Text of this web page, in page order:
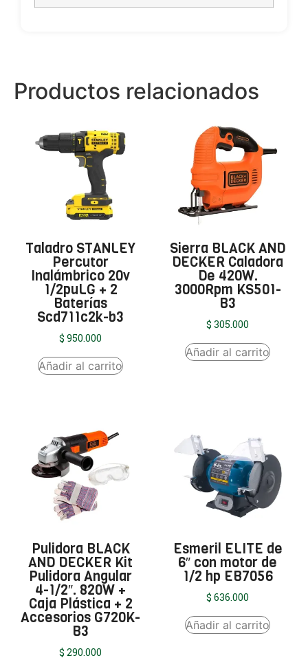
Productos relacionados
Taladro STANLEY
Percutor
Inalámbrico 20v
1/2puLG + 2
Baterías
Scd711c2k-b3
$ 950.000
Añadir al carrito
Sierra BLACK AND
DECKER Caladora
De 420W.
3000Rpm KS501-
B3
$ 305.000
Añadir al carrito
Pulidora BLACK
AND DECKER Kit
Pulidora Angular
4-1/2″. 820W +
Caja Plástica + 2
Accesorios G720K-
B3
$ 290.000
Esmeril ELITE de
6″ con motor de
1/2 hp EB7056
$ 636.000
Añadir al carrito